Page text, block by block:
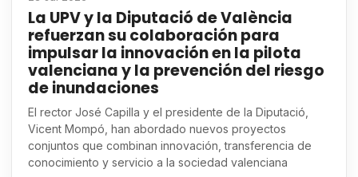
La UPV y la Diputació de València
refuerzan su colaboración para
impulsar la innovación en la pilota
valenciana y la prevención del riesgo
de inundaciones
El rector José Capilla y el presidente de la Diputació,
Vicent Mompó, han abordado nuevos proyectos
conjuntos que combinan innovación, transferencia de
conocimiento y servicio a la sociedad valenciana